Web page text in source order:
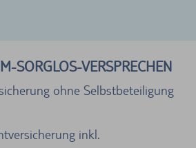
SORGLOS-VERSPRECHEN
ohne Selbstbeteiligung
inkl.